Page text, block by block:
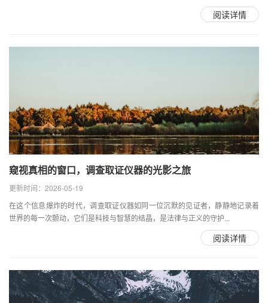
阅读详情
窥视真相的窗口，调查取证仪器的光影之旅
更新时间：2026-05-19
在这个信息爆炸的时代，调查取证仪器如同一位沉默的见证者，静静地记录着
世界的每一次颤动，它们是科技与智慧的结晶，是法律与正义的守护...
阅读详情